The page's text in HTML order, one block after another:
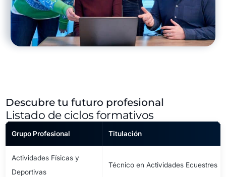
Descubre tu futuro profesional
Listado de ciclos formativos
Grupo Profesional Titulación
Actividades Físicas y
Deportivas
Técnico en Actividades Ecuestres